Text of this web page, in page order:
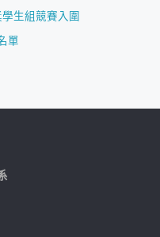
生組競賽入圍
單